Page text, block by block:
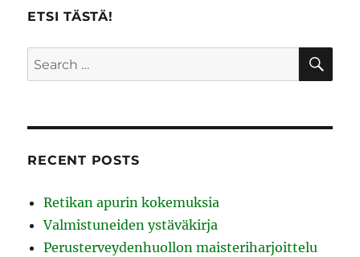
ETSI TÄSTÄ!
Search
for:
RECENT POSTS
Retikan apurin kokemuksia
Valmistuneiden ystäväkirja
Perusterveydenhuollon maisteriharjoittelu